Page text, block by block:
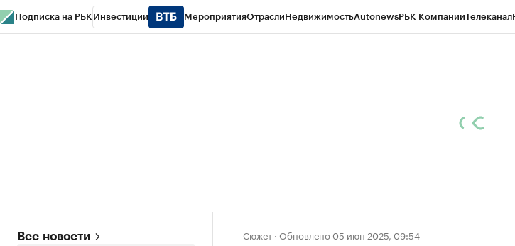
Подписка на РБК Инвестиции МероприятияОтраслиНедвижимостьAutonewsРБК КомпанииТелеканал
Все новости Сюжет · Обновлено 05 июн 2025, 09:54